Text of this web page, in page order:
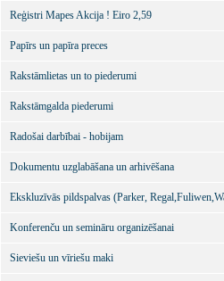
Reģistri Mapes Akcija ! Eiro 2,59
Papīrs un papīra preces
Rakstāmlietas un to piederumi
Rakstāmgalda piederumi
Radošai darbībai - hobijam
Dokumentu uzglabāšana un arhivēšana
Ekskluzīvās pildspalvas (Parker,
Konferenču un semināru organizēšanai
Sieviešu un vīriešu maki